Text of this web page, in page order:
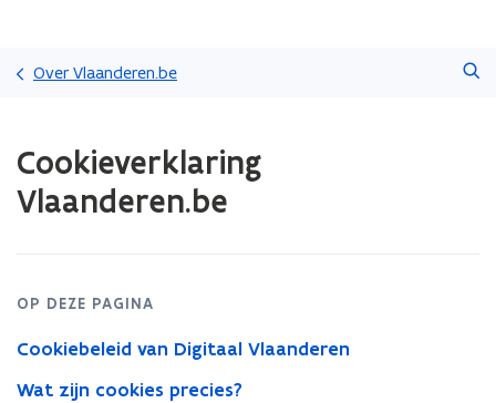
gaan
Over Vlaanderen.be
met
laden.
Cookieverklaring
Vlaanderen.be
Cookieverklaring
Vlaanderen.be
OP DEZE PAGINA
Cookiebeleid van Digitaal Vlaanderen
Wat zijn cookies precies?